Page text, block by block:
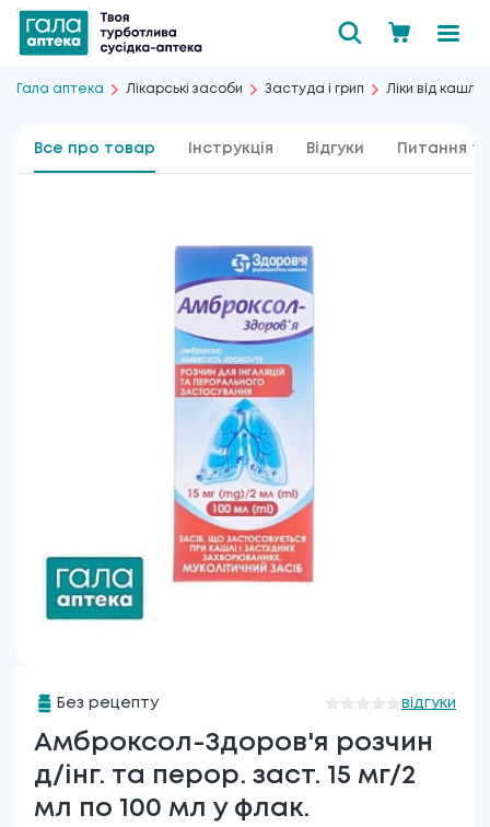
Гала аптека Лікарські засоби Застуда і грип Ліки від кашлю
Все про товар Інструкція Відгуки Питання та
Без рецепту відгуки
Амброксол-Здоров'я розчин
д/інг. та перор. заст. 15 мг/2
мл по 100 мл у флак.